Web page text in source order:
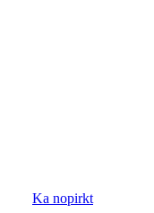
Ka nopirkt